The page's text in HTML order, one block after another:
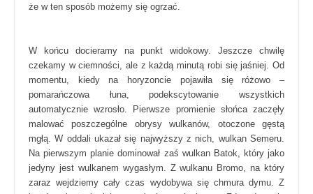
że w ten sposób możemy się ogrzać.
W końcu docieramy na punkt widokowy. Jeszcze chwilę
czekamy w ciemności, ale z każdą minutą robi się jaśniej. Od
momentu, kiedy na horyzoncie pojawiła się różowo –
pomarańczowa łuna, podekscytowanie wszystkich
automatycznie wzrosło. Pierwsze promienie słońca zaczęły
malować poszczególne obrysy wulkanów, otoczone gęstą
mgłą. W oddali ukazał się najwyższy z nich, wulkan Semeru.
Na pierwszym planie dominował zaś wulkan Batok, który jako
jedyny jest wulkanem wygasłym. Z wulkanu Bromo, na który
zaraz wejdziemy cały czas wydobywa się chmura dymu. Z